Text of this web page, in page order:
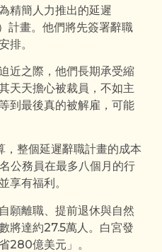
精簡人力推出的延遲
畫。他們將先簽署辭職
排。
近之際，他們長期承受縮
天天擔心被裁員，不如主
到最後真的被解雇，可能
，整個延遲辭職計畫的成本
公務員在最多八個月的行
享有福利。
願離職、提前退休與自然
將達約27.5萬人。白宮發
280億美元」。